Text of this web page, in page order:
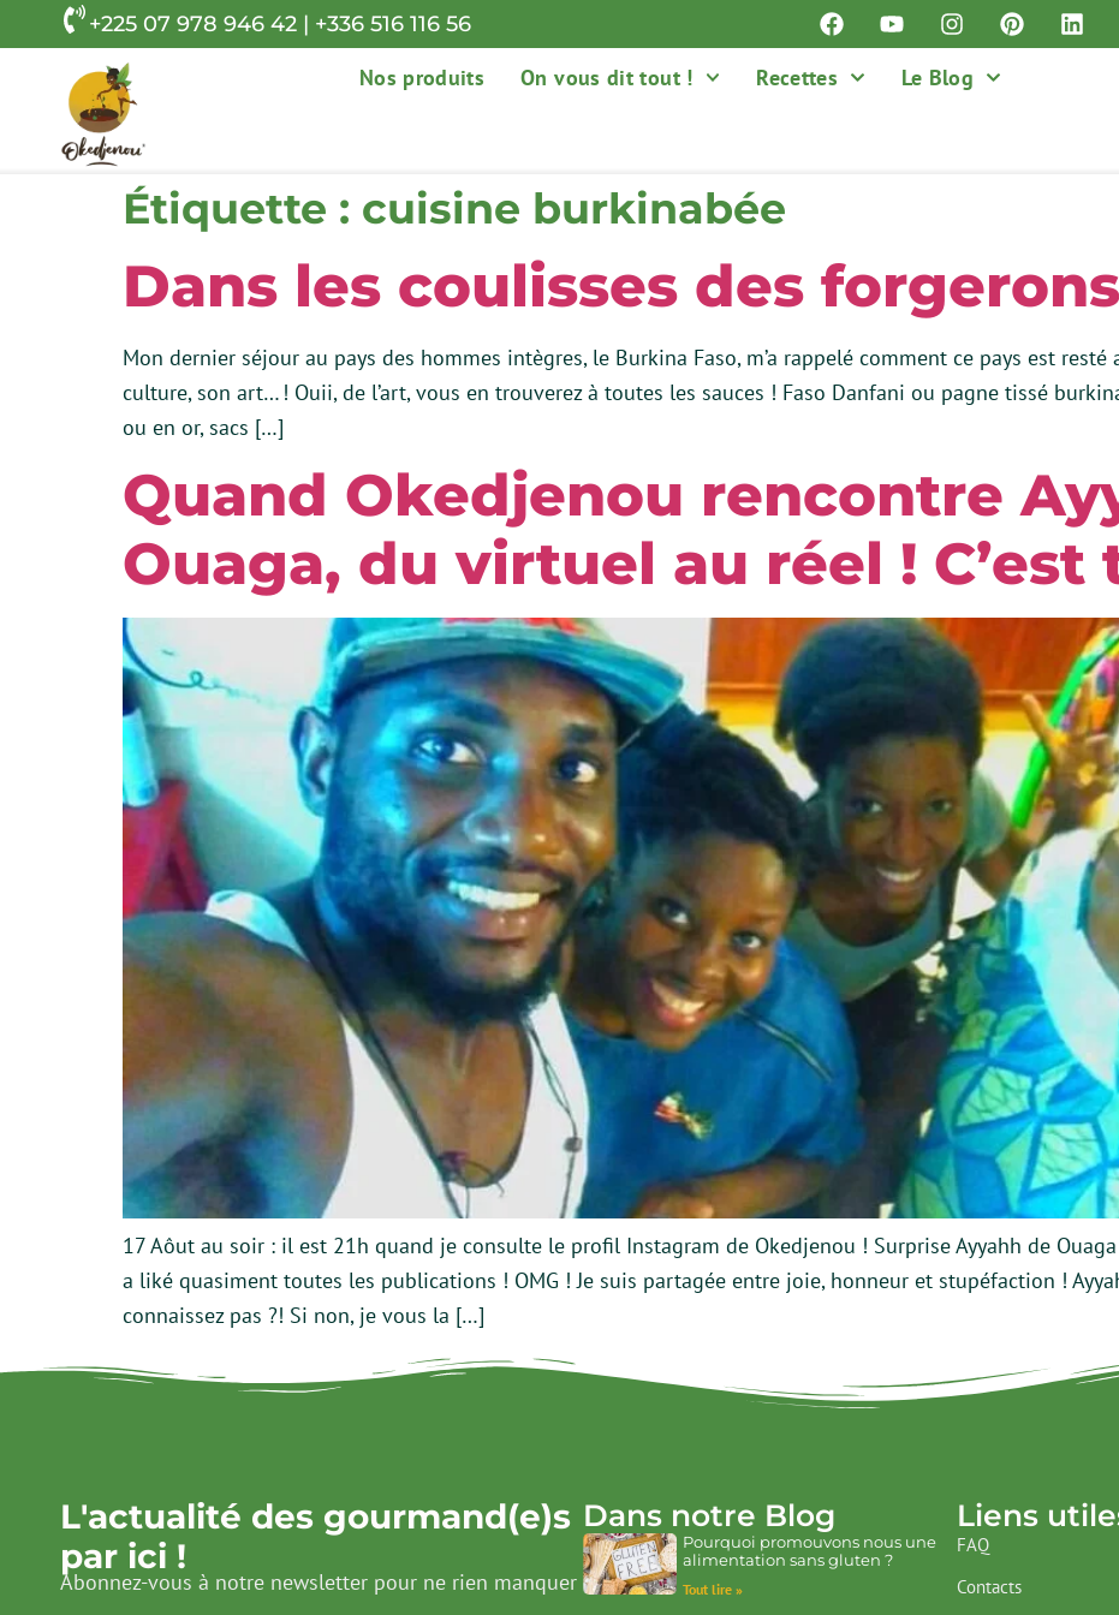
+225 07 978 946 42 | +336 516 116 56
Nos produits On vous dit tout ! Recettes Le Blog
Étiquette : cuisine burkinabée
Dans les coulisses des
Mon dernier séjour au pays des hommes intègres, le Burkina Faso, m’a rappelé comment ce pays est
culture, son art… ! Ouii, de l’art, vous en trouverez à toutes les sauces ! Faso Danfani ou pagne tissé
ou en or, sacs […]
Quand Okedjenou rencontre
Ouaga, du virtuel au réel ! C’est
17 Aôut au soir : il est 21h quand je consulte le profil Instagram de Okedjenou ! Surprise Ayyahh de
a liké quasiment toutes les publications ! OMG ! Je suis partagée entre joie, honneur et stupéfaction !
connaissez pas ?! Si non, je vous la […]
L'actualité des gourmand(e)s
par ici !
Abonnez-vous à notre newsletter pour ne rien manquer
Dans notre Blog
Pourquoi promouvons nous une
alimentation sans gluten ?
Tout lire »
Liens
FAQ
Contacts